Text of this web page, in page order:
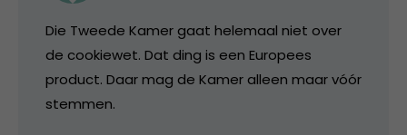
Die Tweede Kamer gaat helemaal niet over
de cookiewet. Dat ding is een Europees
product. Daar mag de Kamer alleen maar vóór
stemmen.